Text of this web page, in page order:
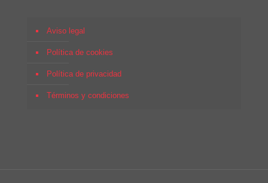
Aviso legal
Política de cookies
Política de privacidad
Términos y condiciones